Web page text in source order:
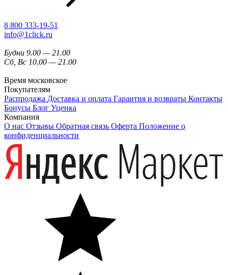
8 800 333-19-51
info@1click.ru
Будни 9.00 — 21.00
Сб, Вс 10.00 — 21.00
Время московское
Покупателям
Распродажа Доставка и оплата Гарантия и возвраты Контакты
Бонусы Блог Уценка
Компания
О нас Отзывы Обратная связь Оферта Положение о
конфиденциальности